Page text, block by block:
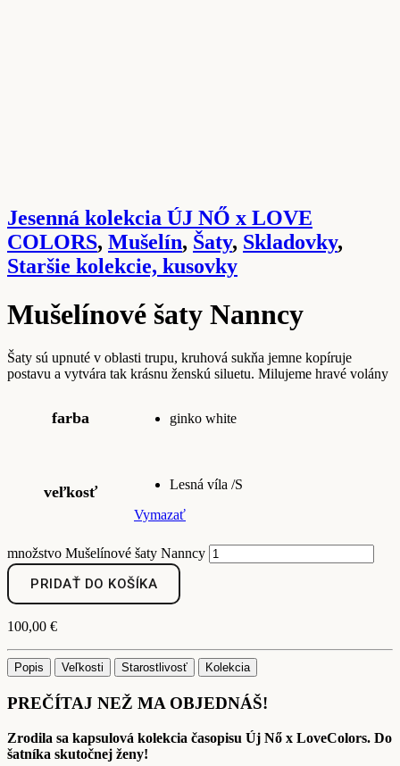
Jesenná kolekcia ÚJ NŐ x LOVE
COLORS, Mušelín, Šaty, Skladovky,
Staršie kolekcie, kusovky
Mušelínové šaty Nanncy
Šaty sú upnuté v oblasti trupu, kruhová sukňa jemne kopíruje
postavu a vytvára tak krásnu ženskú siluetu. Milujeme hravé volány
farba ginko white
veľkosť
Lesná víla /S
Vymazať
množstvo Mušelínové šaty Nanncy
PRIDAŤ DO KOŠÍKA
100,00 €
Popis Veľkosti Starostlivosť Kolekcia
PREČÍTAJ NEŽ MA OBJEDNÁŠ!
Zrodila sa kapsulová kolekcia časopisu Új Nő x LoveColors. Do
šatníka skutočnej ženy!